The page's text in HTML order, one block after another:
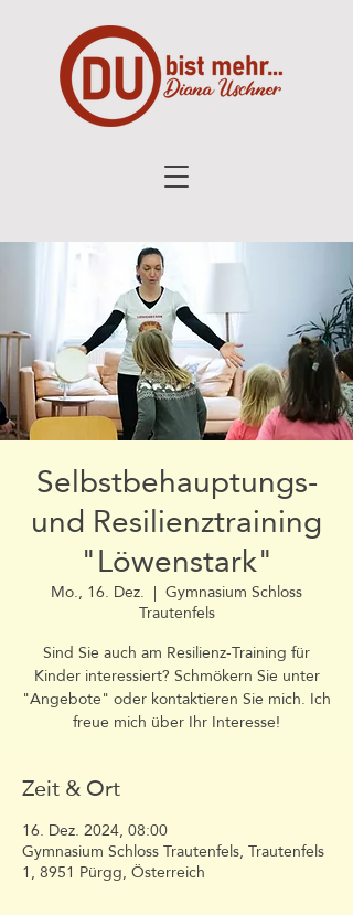
Selbstbehauptungs-
und Resilienztraining
"Löwenstark"
Mo., 16. Dez.
  |
Gymnasium Schloss
Trautenfels
Sind Sie auch am Resilienz-Training für
Kinder interessiert? Schmökern Sie unter
"Angebote" oder kontaktieren Sie mich. Ich
freue mich über Ihr Interesse!
Zeit & Ort
16. Dez. 2024, 08:00
Gymnasium Schloss Trautenfels, Trautenfels
1, 8951 Pürgg, Österreich